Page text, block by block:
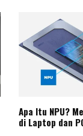
Apa Itu NPU?
di Laptop dan